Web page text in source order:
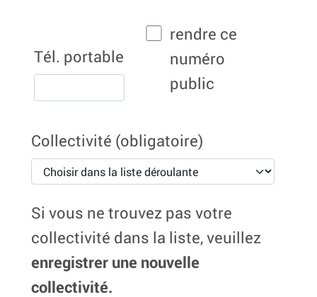
Tél. portable
rendre ce
numéro
public
Collectivité (obligatoire)
Si vous ne trouvez pas votre
collectivité dans la liste, veuillez
enregistrer une nouvelle
collectivité.